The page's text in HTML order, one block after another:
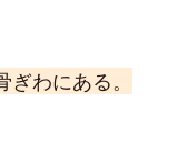
わにある。